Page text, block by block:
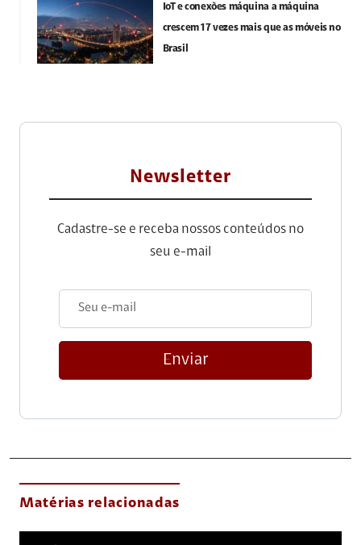
IoT e conexões máquina a máquina
crescem 17 vezes mais que as móveis no
Brasil
Newsletter
Cadastre-se e receba nossos conteúdos no
seu e-mail
Enviar
Matérias relacionadas